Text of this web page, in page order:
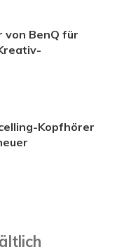
von BenQ für
Kopfhörer